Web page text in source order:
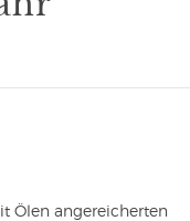
Ölen angereicherten